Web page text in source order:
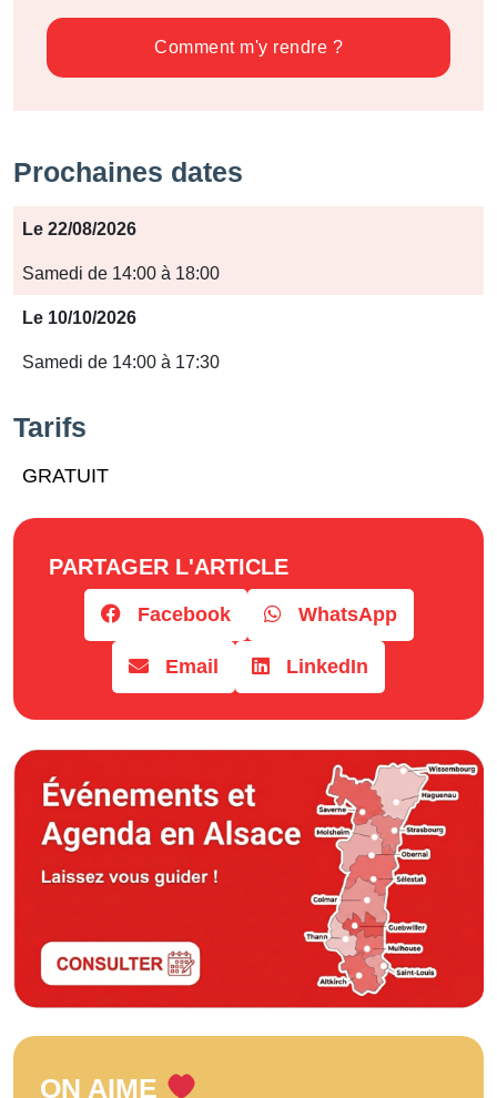
Comment m'y rendre ?
Prochaines dates
Période
Jours
Horaires
Le 22/08/2026
Samedi de 14:00 à 18:00
Le 10/10/2026
Samedi de 14:00 à 17:30
Tarifs
GRATUIT
PARTAGER L'ARTICLE
Facebook WhatsApp
Email LinkedIn
ON AIME